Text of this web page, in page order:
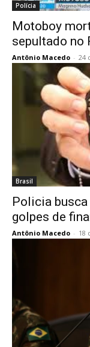
Polícia
Motoboy
sepultado no
Antônio Macedo - 24
Brasil
Policia
golpes de
Antônio Macedo - 18